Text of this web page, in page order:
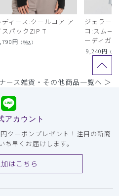
ディース:クールコア ア
スパックZIP T
円 （税込）
ジェラー
コ:スムー
ーディガン
9,240円 （税
ナース雑貨・その他商品一覧へ ＞
アカウント
クーポンプレゼント！注目の新商
ち早くお届けします。
はこちら